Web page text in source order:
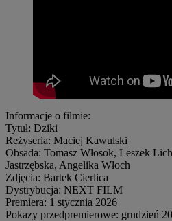
Informacje o filmie:
Tytuł: Dziki
Reżyseria: Maciej Kawulski
Obsada: Tomasz Włosok, Leszek
Jastrzębska, Angelika Włoch
Zdjęcia: Bartek Cierlica
Dystrybucja: NEXT FILM
Premiera: 1 stycznia 2026
Pokazy przedpremierowe: grudzień